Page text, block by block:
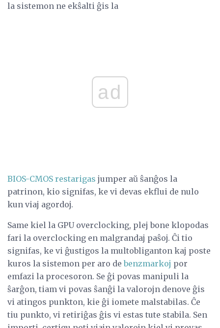
la sistemon ne ekŝalti ĝis la
ad
BIOS-CMOS restarigas jumper aŭ ŝanĝos la
patrinon, kio signifas, ke vi devas ekflui de nulo
kun viaj agordoj.
Same kiel la GPU overclocking, plej bone klopodas
fari la overclocking en malgrandaj paŝoj. Ĉi tio
signifas, ke vi ĝustigos la multobliganton kaj poste
kuros la sistemon per aro debenzmarkoj por
emfazi la procesoron. Se ĝi povas manipuli la
ŝarĝon, tiam vi povas ŝanĝi la valorojn denove ĝis
vi atingos punkton, kie ĝi iomete malstabilas. Ĉe
tiu punkto, vi retiriĝas ĝis vi estas tute stabila. Sen